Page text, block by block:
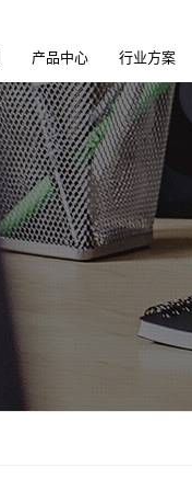
产品中心 行业方案